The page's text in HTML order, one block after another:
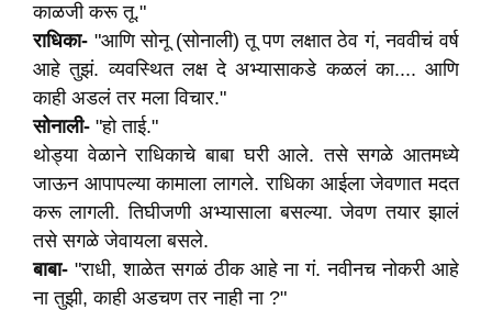
काळजी करू तू."
राधिका- "आणि सोनू (सोनाली) तू पण लक्षात ठेव गं, नववीचं वर्ष
आहे तुझं. व्यवस्थित लक्ष दे अभ्यासाकडे कळलं का.... आणि
काही अडलं तर मला विचार."
सोनाली- "हो ताई."
थोड्या वेळाने राधिकाचे बाबा घरी आले. तसे सगळे आतमध्ये
जाऊन आपापल्या कामाला लागले. राधिका आईला जेवणात मदत
करू लागली. तिघीजणी अभ्यासाला बसल्या. जेवण तयार झालं
तसे सगळे जेवायला बसले.
बाबा- "राधी, शाळेत सगळं ठीक आहे ना गं. नवीनच नोकरी आहे
ना तुझी, काही अडचण तर नाही ना ?"